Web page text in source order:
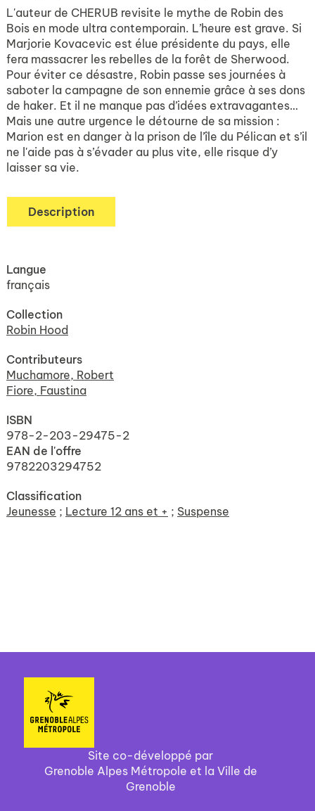
L'auteur de CHERUB revisite le mythe de Robin des
Bois en mode ultra contemporain. L’heure est grave. Si
Marjorie Kovacevic est élue présidente du pays, elle
fera massacrer les rebelles de la forêt de Sherwood.
Pour éviter ce désastre, Robin passe ses journées à
saboter la campagne de son ennemie grâce à ses dons
de haker. Et il ne manque pas d’idées extravagantes…
Mais une autre urgence le détourne de sa mission :
Marion est en danger à la prison de l’île du Pélican et s’il
ne l'aide pas à s’évader au plus vite, elle risque d’y
laisser sa vie.
Description
Langue
français
Collection
Robin Hood
Contributeurs
Muchamore, Robert
Fiore, Faustina
ISBN
978-2-203-29475-2
EAN de l'offre
9782203294752
Classification
Jeunesse ; Lecture 12 ans et + ; Suspense
Site co-développé par
Grenoble Alpes Métropole et la Ville de
Grenoble